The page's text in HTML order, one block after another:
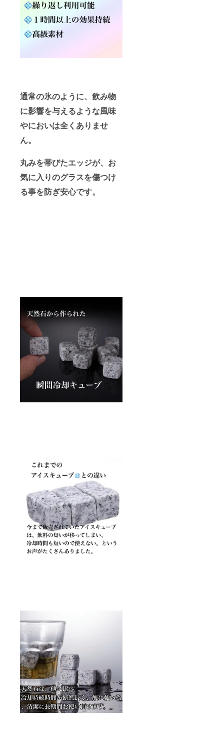
通常の氷のように、飲み物
に影響を与えるような風味
やにおいは全くありませ
ん。
丸みを帯びたエッジが、お
気に入りのグラスを傷つけ
る事を防ぎ安心です。